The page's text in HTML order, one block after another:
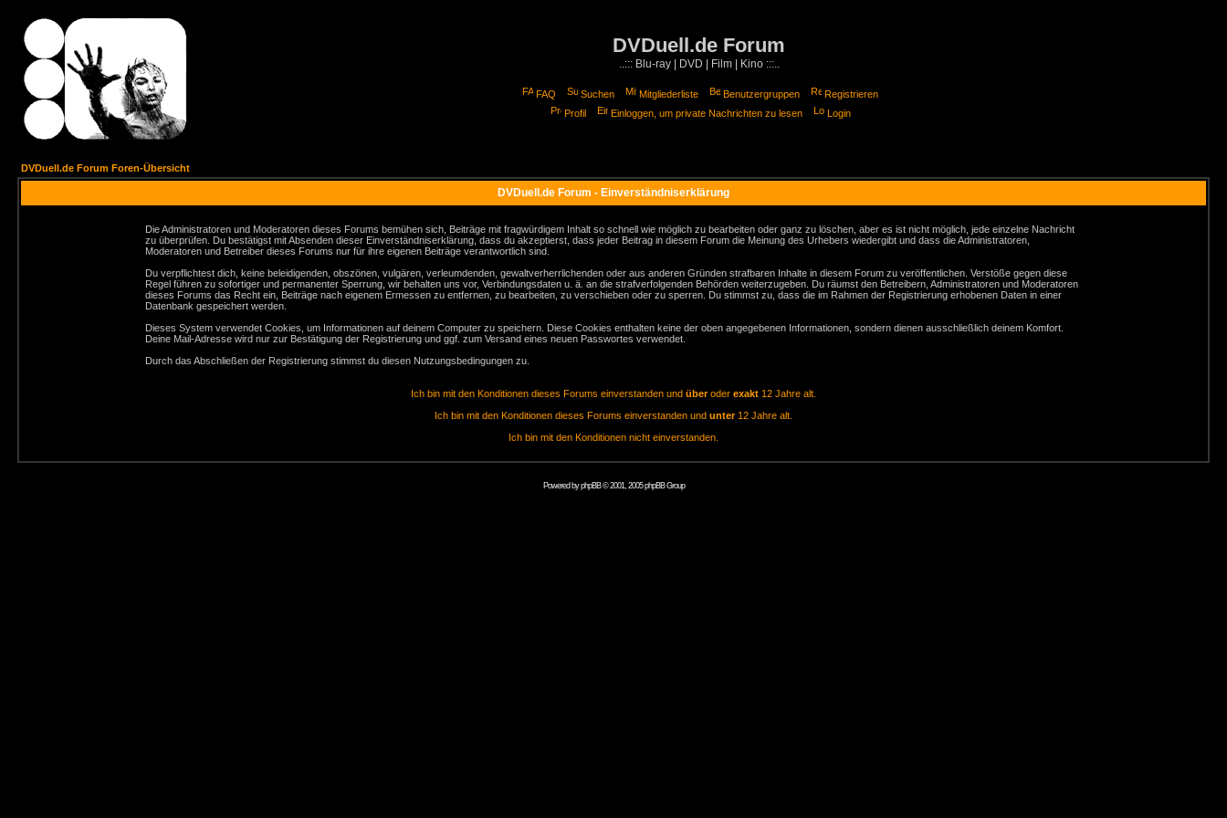
DVDuell.de Forum
..::: Blu-ray | DVD | Film | Kino :::..
FAQ Suchen Mitgliederliste Benutzergruppen
Registrieren
Profil
Einloggen, um private Nachrichten zu lesen Login
DVDuell.de Forum Foren-Übersicht
DVDuell.de Forum - Einverständniserklärung
Die Administratoren und Moderatoren dieses Forums bemühen sich, Beiträge mit fragwürdigem Inhalt so schnell wie möglich zu bearbeiten oder ganz zu löschen, aber es ist nicht möglich, jede einzelne Nachricht
zu überprüfen. Du bestätigst mit Absenden dieser Einverständniserklärung, dass du akzeptierst, dass jeder Beitrag in diesem Forum die Meinung des Urhebers wiedergibt und dass die Administratoren,
Moderatoren und Betreiber dieses Forums nur für ihre eigenen Beiträge verantwortlich sind.
Du verpflichtest dich, keine beleidigenden, obszönen, vulgären, verleumdenden, gewaltverherrlichenden oder aus anderen Gründen strafbaren Inhalte in diesem Forum zu veröffentlichen. Verstöße gegen diese
Regel führen zu sofortiger und permanenter Sperrung, wir behalten uns vor, Verbindungsdaten u. ä. an die strafverfolgenden Behörden weiterzugeben. Du räumst den Betreibern, Administratoren und Moderatoren
dieses Forums das Recht ein, Beiträge nach eigenem Ermessen zu entfernen, zu bearbeiten, zu verschieben oder zu sperren. Du stimmst zu, dass die im Rahmen der Registrierung erhobenen Daten in einer
Datenbank gespeichert werden.
Dieses System verwendet Cookies, um Informationen auf deinem Computer zu speichern. Diese Cookies enthalten keine der oben angegebenen Informationen, sondern dienen ausschließlich deinem Komfort.
Deine Mail-Adresse wird nur zur Bestätigung der Registrierung und ggf. zum Versand eines neuen Passwortes verwendet.
Durch das Abschließen der Registrierung stimmst du diesen Nutzungsbedingungen zu.
Ich bin mit den Konditionen dieses Forums einverstanden und überoder exakt 12 Jahre alt.
Ich bin mit den Konditionen dieses Forums einverstanden und unter12 Jahre alt.
Ich bin mit den Konditionen nicht einverstanden.
Powered byphpBB© 2001, 2005 phpBB Group